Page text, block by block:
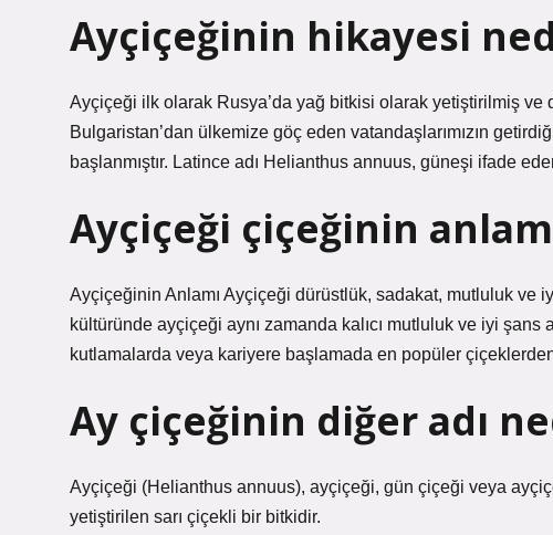
Ayçiçeğinin hikayesi
Ayçiçeği ilk olarak Rusya’da yağ bitkisi olarak yetiştirilmiş ve
Bulgaristan’dan ülkemize göç eden vatandaşlarımızın
başlanmıştır. Latince adı Helianthus annuus, güneşi ifade
Ayçiçeği çiçeğinin
Ayçiçeğinin Anlamı Ayçiçeği dürüstlük, sadakat, mutluluk ve
kültüründe ayçiçeği aynı zamanda kalıcı mutluluk ve iyi
kutlamalarda veya kariyere başlamada en popüler
Ay çiçeğinin diğer adı
Ayçiçeği (Helianthus annuus), ayçiçeği, gün çiçeği veya
yetiştirilen sarı çiçekli bir bitkidir.